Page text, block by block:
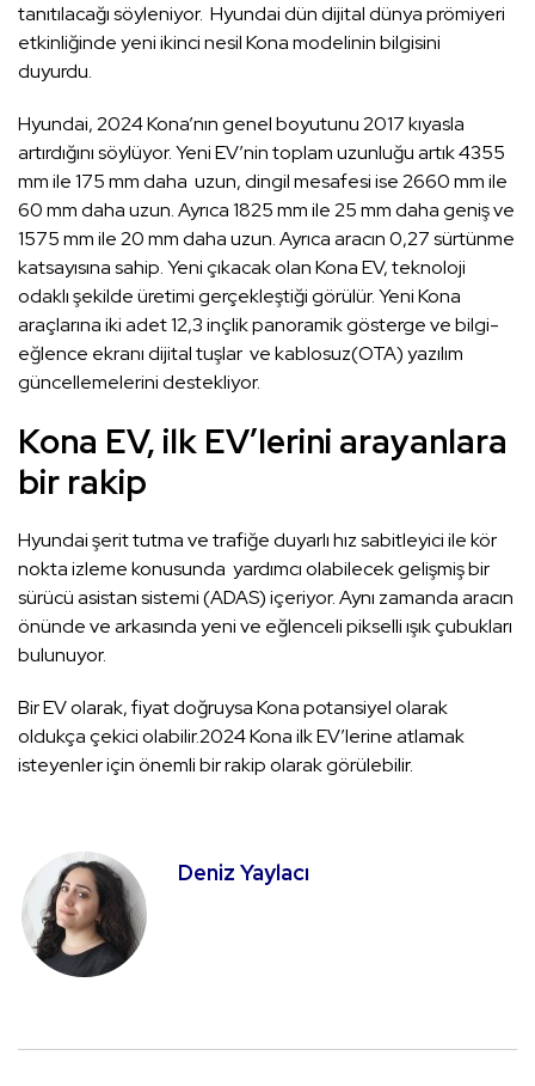
tanıtılacağı söyleniyor. Hyundai dün dijital dünya prömiyeri
etkinliğinde yeni ikinci nesil Kona modelinin bilgisini
duyurdu.
Hyundai, 2024 Kona’nın genel boyutunu 2017 kıyasla
artırdığını söylüyor. Yeni EV’nin toplam uzunluğu artık 4355
mm ile 175 mm daha uzun, dingil mesafesi ise 2660 mm ile
60 mm daha uzun. Ayrıca 1825 mm ile 25 mm daha geniş ve
1575 mm ile 20 mm daha uzun. Ayrıca aracın 0,27 sürtünme
katsayısına sahip. Yeni çıkacak olan Kona EV, teknoloji
odaklı şekilde üretimi gerçekleştiği görülür. Yeni Kona
araçlarına iki adet 12,3 inçlik panoramik gösterge ve bilgi-
eğlence ekranı dijital tuşlar ve kablosuz(OTA) yazılım
güncellemelerini destekliyor.
Kona EV, ilk EV’lerini arayanlara
bir rakip
Hyundai şerit tutma ve trafiğe duyarlı hız sabitleyici ile kör
nokta izleme konusunda yardımcı olabilecek gelişmiş bir
sürücü asistan sistemi (ADAS) içeriyor. Aynı zamanda aracın
önünde ve arkasında yeni ve eğlenceli pikselli ışık çubukları
bulunuyor.
Bir EV olarak, fiyat doğruysa Kona potansiyel olarak
oldukça çekici olabilir.2024 Kona ilk EV’lerine atlamak
isteyenler için önemli bir rakip olarak görülebilir.
Deniz Yaylacı